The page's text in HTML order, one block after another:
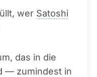
wer Satoshi
das in die
— zumindest in